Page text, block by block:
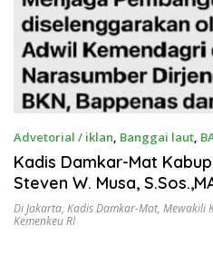
Advetorial / iklan, Banggai laut,
26, 2025
Kadis Damkar-Mat
Steven W. Musa,
Baik, Seksama Rakornas
& Penyelamatan Tahun
Di Jakarta, Kadis Damkar-Mat, Mewakili
Kemenkeu RI